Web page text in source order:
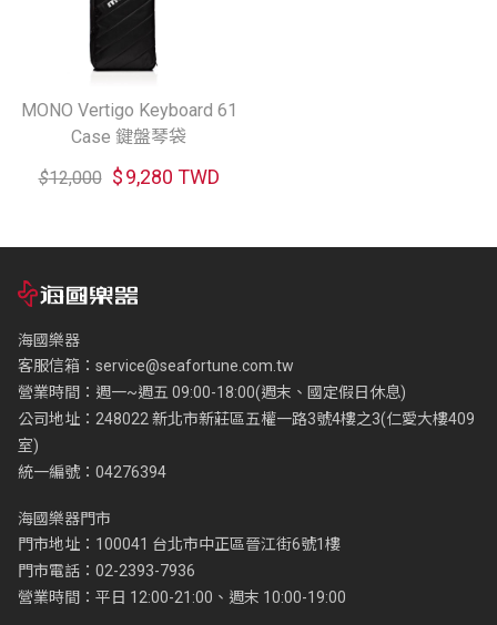
MONO Vertigo Keyboard 61
Case 鍵盤琴袋
$12,000 $9,280 TWD
海國樂器
客服信箱： service@seafortune.com.tw
營業時間：週一~週五 09:00-18:00(週末、國定假日休息)
公司地址：248022 新北市新莊區五權一路3號4樓之3(仁愛大樓409
室)
統一編號：04276394
海國樂器門市
門市地址：100041 台北市中正區晉江街6號1樓
門市電話：02-2393-7936
營業時間：平日 12:00-21:00、週末 10:00-19:00